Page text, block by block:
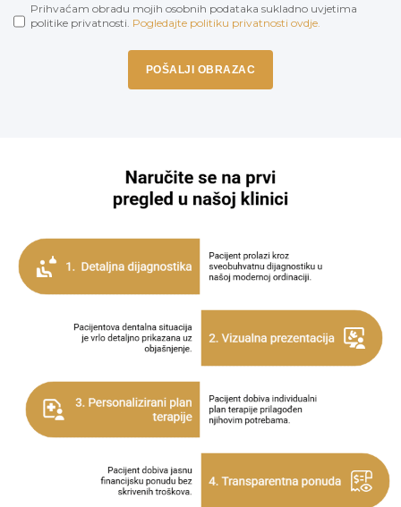
Prihvaćam obradu mojih osobnih podataka sukladno uvjetima
politike privatnosti. Pogledajte politiku privatnosti ovdje.